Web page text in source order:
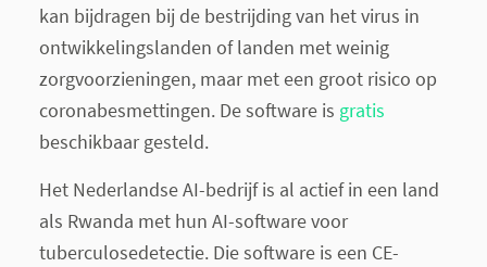
kan bijdragen bij de bestrijding van het virus in
ontwikkelingslanden of landen met weinig
zorgvoorzieningen, maar met een groot risico op
coronabesmettingen. De software is gratis
beschikbaar gesteld.
Het Nederlandse AI-bedrijf is al actief in een land
als Rwanda met hun AI-software voor
tuberculosedetectie. Die software is een CE-